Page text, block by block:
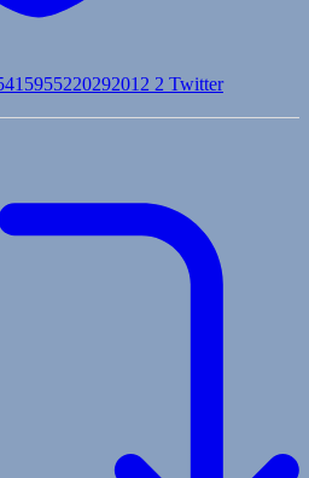
2 Twitter